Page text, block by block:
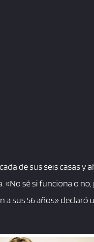
de sus seis casas y
«No sé si funciona o
a sus 56 años» declaró